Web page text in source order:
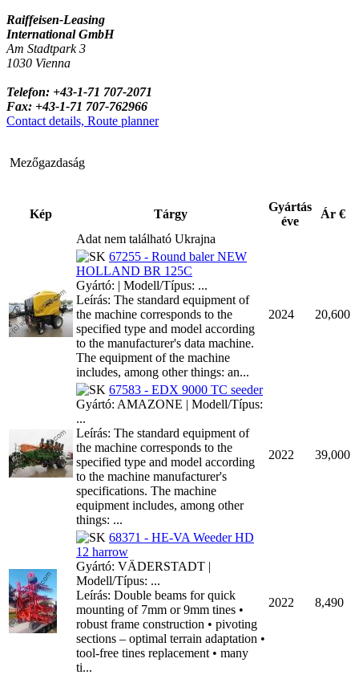
Raiffeisen-Leasing
International GmbH
Am Stadtpark 3
1030 Vienna
Telefon: +43-1-71 707-2071
Fax: +43-1-71 707-762966
Contact details, Route planner
Mezőgazdaság
Kép Tárgy
Gyártás
éve
Ár €
Adat nem található Ukrajna
67255 - Round baler NEW
HOLLAND BR 125C
Gyártó: | Modell/Típus: ...
Leírás: The standard equipment of
the machine corresponds to the
specified type and model according
to the manufacturer's data machine.
The equipment of the machine
includes, among other things: an...
2024 20,600
67583 - EDX 9000 TC seeder
Gyártó: AMAZONE | Modell/Típus:
...
Leírás: The standard equipment of
the machine corresponds to the
specified type and model according
to the machine manufacturer's
specifications. The machine
equipment includes, among other
things: ...
2022 39,000
68371 - HE-VA Weeder HD
12 harrow
Gyártó: VÄDERSTADT |
Modell/Típus: ...
Leírás: Double beams for quick
mounting of 7mm or 9mm tines •
robust frame construction • pivoting
sections – optimal terrain adaptation •
tool-free tines replacement • many
ti...
2022 8,490